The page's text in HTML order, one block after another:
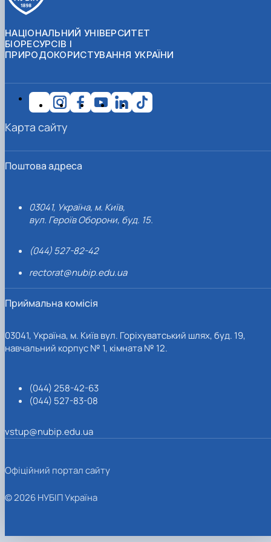
НАЦІОНАЛЬНИЙ УНІВЕРСИТЕТ
БІОРЕСУРСІВ І
ПРИРОДОКОРИСТУВАННЯ УКРАЇНИ
Поштова адреса
03041, Україна, м. Київ,
вул. Героїв Оборони, буд. 15.
(044) 527-82-42
rectorat@nubip.edu.ua
Приймальна комісія
03041, Україна, м. Київ вул. Горіхуватський шлях, буд. 19,
навчальний корпус № 1, кімната № 12.
(044) 258-42-63
(044) 527-83-08
vstup@nubip.edu.ua
Карта сайту
Офіційний портал сайту
© 2026 НУБІП Україна